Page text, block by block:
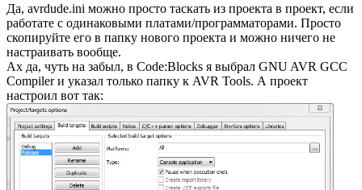
Да, avrdude.ini можно просто таскать из проекта в проект, если
работате с одинаковыми платами/программаторами. Просто
скопируйте его в папку нового проекта и можно ничего не
настраивать вообще.
Ах да, чуть на забыл, в Code:Blocks я выбрал GNU AVR GCC
Compiler и указал только папку к AVR Tools. А проект
настроил вот так: